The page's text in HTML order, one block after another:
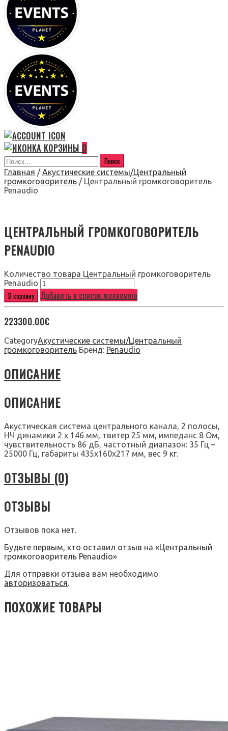
0
Главная / Акустические системы/Центральный
громкоговоритель / Центральный громкоговоритель
Penaudio
ЦЕНТРАЛЬНЫЙ ГРОМКОГОВОРИТЕЛЬ
PENAUDIO
Количество товара Центральный громкоговоритель
Penaudio
В корзину Добавить в список желаемого
223300.00€
CategoryАкустические системы/Центральный
громкоговоритель Бренд: Penaudio
ОПИСАНИЕ
ОПИСАНИЕ
Акустическая система центрального канала, 2 полосы,
НЧ динамики 2 х 146 мм, твитер 25 мм, импеданс 8 Ом,
чувствительность 86 дБ, частотный диапазон: 35 Гц –
25000 Гц, габариты 435x160x217 мм, вес 9 кг.
ОТЗЫВЫ (0)
ОТЗЫВЫ
Отзывов пока нет.
Будьте первым, кто оставил отзыв на «Центральный
громкоговоритель Penaudio»
Для отправки отзыва вам необходимо
авторизоваться.
ПОХОЖИЕ ТОВАРЫ